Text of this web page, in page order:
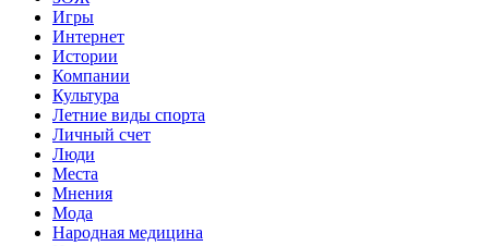
Игры
Интернет
Истории
Компании
Культура
Летние виды спорта
Личный счет
Люди
Места
Мнения
Мода
Народная медицина